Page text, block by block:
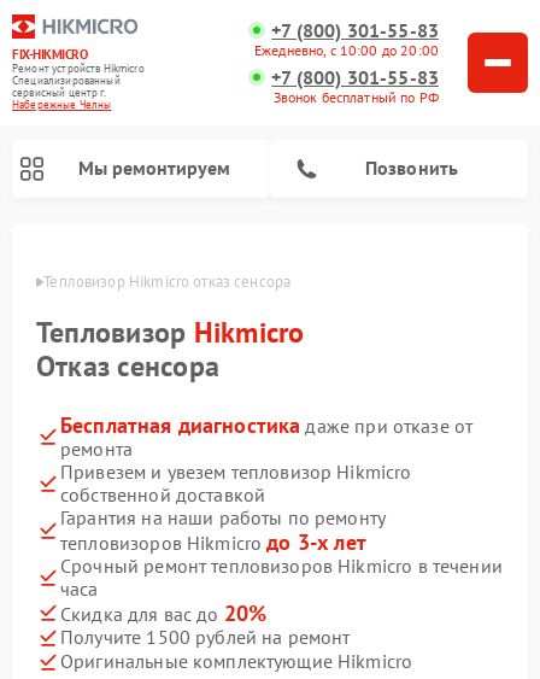
FIX-HIKMICRO
Ремонт устройств Hikmicro
Специализированный
cервисный центр г.
Набережные Челны
+7 (800) 301-55-83
Ежедневно, с 10:00 до 20:00
+7 (800) 301-55-83
Звонок бесплатный по РФ
Мы ремонтируем Позвонить
Тепловизор Hikmicro отказ сенсора
Тепловизор Hikmicro
Отказ сенсора
Бесплатная диагностика даже при отказе от
ремонта
Привезем и увезем тепловизор Hikmicro
собственной доставкой
Гарантия на наши работы по ремонту
тепловизоров Hikmicroдо 3-х лет
Срочный ремонт тепловизоров Hikmicro в течении
часа
Скидка для вас до 20%
Получите 1500 рублей на ремонт
Оригинальные комплектующие Hikmicro